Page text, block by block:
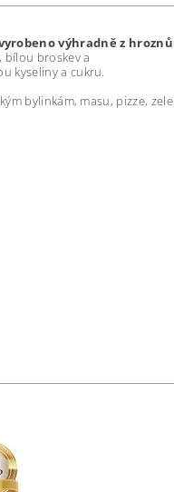
výhradně z hroznů
broskev a
kyseliny a cukru.
bylinkám, masu, pizze,